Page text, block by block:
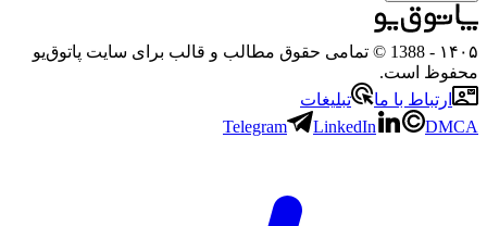
- 1388 © تمامی حقوق مطالب و قالب برای سایت پاتوق‌یو
است.
با ما
تبلیغات
Telegram
LinkedIn